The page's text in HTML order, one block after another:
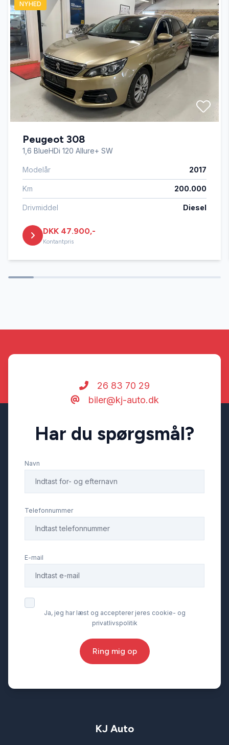
Højdejusterbart førersæde
Isofix
Kørecomputer
Splitbagsæder
Tågelygter
NYHED
Peugeot 308
1,6 BlueHDi 120 Allure+ SW
Modelår 2017
Km 200.000
Drivmiddel Diesel
DKK 47.900,-
Kontantpris
26 83 70 29
biler@kj-auto.dk
Har du spørgsmål?
Navn
Telefonnummer
E-mail
Ja, jeg har læst og accepterer jeres cookie- og
privatlivspolitik
Ring mig op
KJ Auto